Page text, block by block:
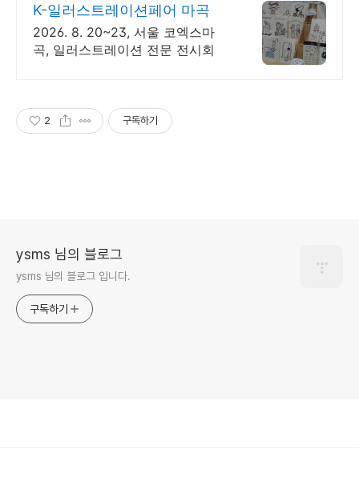
K-일러스트레이션페어 마곡
2026. 8. 20~23, 서울 코엑스마
곡, 일러스트레이션 전문 전시회
2 구독하기
ysms 님의 블로그
ysms 님의 블로그 입니다.
구독하기